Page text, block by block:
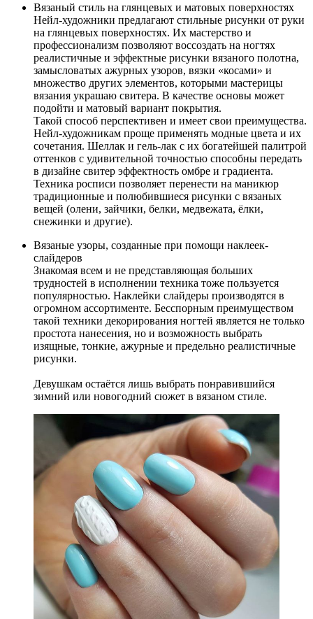
Вязаный стиль на глянцевых и матовых поверхностях
Нейл-художники предлагают стильные рисунки от руки
на глянцевых поверхностях. Их мастерство и
профессионализм позволяют воссоздать на ногтях
реалистичные и эффектные рисунки вязаного полотна,
замысловатых ажурных узоров, вязки «косами» и
множество других элементов, которыми мастерицы
вязания украшаю свитера. В качестве основы может
подойти и матовый вариант покрытия.
Такой способ перспективен и имеет свои преимущества.
Нейл-художникам проще применять модные цвета и их
сочетания. Шеллак и гель-лак с их богатейшей палитрой
оттенков с удивительной точностью способны передать
в дизайне свитер эффектность омбре и градиента.
Техника росписи позволяет перенести на маникюр
традиционные и полюбившиеся рисунки с вязаных
вещей (олени, зайчики, белки, медвежата, ёлки,
снежинки и другие).
Вязаные узоры, созданные при помощи наклеек-
слайдеров
Знакомая всем и не представляющая больших
трудностей в исполнении техника тоже пользуется
популярностью. Наклейки слайдеры производятся в
огромном ассортименте. Бесспорным преимуществом
такой техники декорирования ногтей является не только
простота нанесения, но и возможность выбрать
изящные, тонкие, ажурные и предельно реалистичные
рисунки.
Девушкам остаётся лишь выбрать понравившийся
зимний или новогодний сюжет в вязаном стиле.